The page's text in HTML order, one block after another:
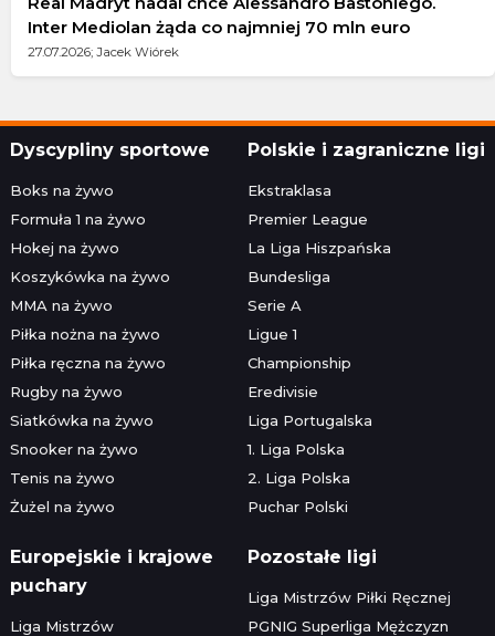
Inter Mediolan żąda co najmniej 70 mln euro
27.07.2026; Jacek Wiórek
Dyscypliny sportowe
Boks na żywo
Formuła 1 na żywo
Hokej na żywo
Koszykówka na żywo
MMA na żywo
Piłka nożna na żywo
Piłka ręczna na żywo
Rugby na żywo
Siatkówka na żywo
Snooker na żywo
Tenis na żywo
Żużel na żywo
Polskie i zagraniczne ligi
Ekstraklasa
Premier League
La Liga Hiszpańska
Bundesliga
Serie A
Ligue 1
Championship
Eredivisie
Liga Portugalska
1. Liga Polska
2. Liga Polska
Puchar Polski
Europejskie i krajowe
puchary
Liga Mistrzów
Pozostałe ligi
Liga Mistrzów Piłki Ręcznej
PGNIG Superliga Mężczyzn